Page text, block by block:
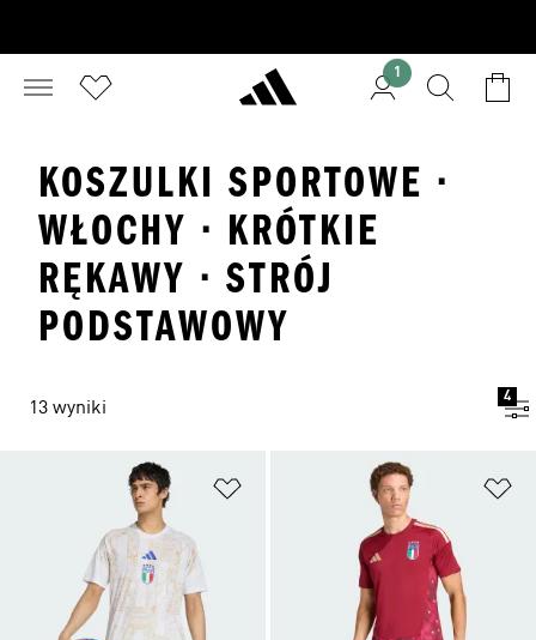
1
KOSZULKI SPORTOWE ·
WŁOCHY · KRÓTKIE
RĘKAWY · STRÓJ
PODSTAWOWY
13 wyniki
4
Dodaj do listy życzeń